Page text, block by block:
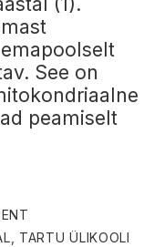
See on
peamiselt
TARTU ÜLIKOOLI